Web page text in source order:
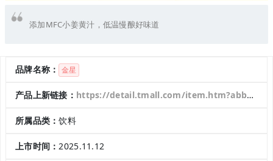
添加MFC小姜黄汁，低温慢酿好味道
品牌名称： 金星
产品上新链接： https://detail.tmall.com/item.htm?abbucket=8&id=993520089695&mi_id=0000BkD_EP-BZGiJm65U2EIf0XNsav00M11O9STIlhsb16o&ns=1&priceTId=213e0a1f17637272601498573e0eaf&skuId=5968614761618&spm=a21n57.1.hoverItem.1&utparam=%7B%22aplus_abtest%22%3A%2241868f4e21b4a3ccf6c71d78b4f49891%22%7D&xxc=taobaoSearch
所属品类：饮料
上市时间：2025.11.12